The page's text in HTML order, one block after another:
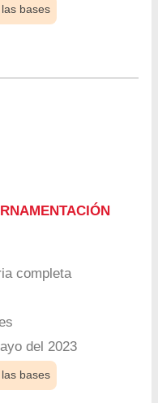
bases
completa
del 2023
bases